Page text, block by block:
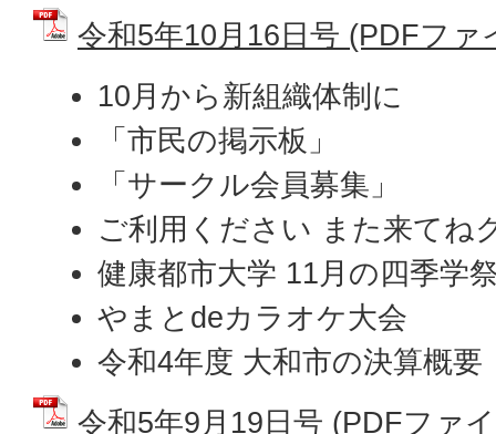
令和5年10月16日号 (PDFファ
10月から新組織体制に
「市民の掲示板」
「サークル会員募集」
ご利用ください また来てね
健康都市大学 11月の四季学
やまとdeカラオケ大会
令和4年度 大和市の決算概要
令和5年9月19日号 (PDFファ